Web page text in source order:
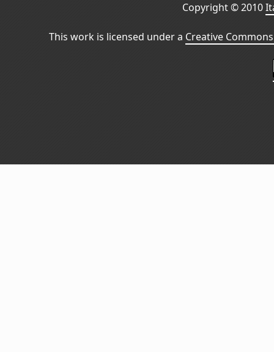
Copyright © 2010
This work is licensed under a Creative